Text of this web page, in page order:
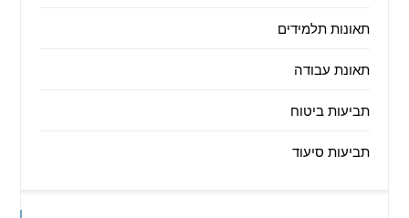
תאונות תלמידים
תאונת עבודה
תביעות ביטוח
תביעות סיעוד